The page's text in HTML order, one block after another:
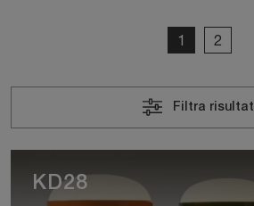
1 2
Filtra risultati
KD28